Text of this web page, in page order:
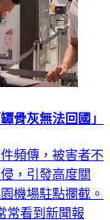
骨灰無法回國」
頻傳，被害者不
，引發高度關
機場駐點攔截。
常看到新聞報